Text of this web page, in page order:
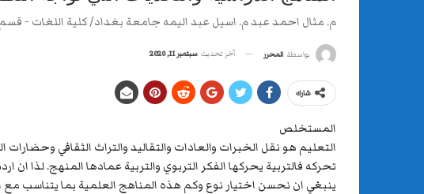
م. مثال احمد عبد م. اسيل عبد اليمه جامعة بغداد/ كلية اللغات - قسم
بواسطة المحرر آخر تحديث سبتمبر 11, 2020
شارك
المستخلص
التعليم هو نقل الخبرات والعادات والتقاليد والتراث الثقافي
تحركه فالتربية يحركها الفكر التربوي والتربية عمادها المنهج. لذا
ينبغي ان نحسن اختيار نوع وكم هذه المناهج العلمية بما يتناسب مع